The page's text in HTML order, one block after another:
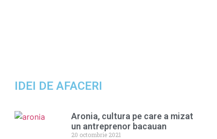
IDEI DE AFACERI
Aronia, cultura pe care a mizat
un antreprenor bacauan
20 octombrie 2021